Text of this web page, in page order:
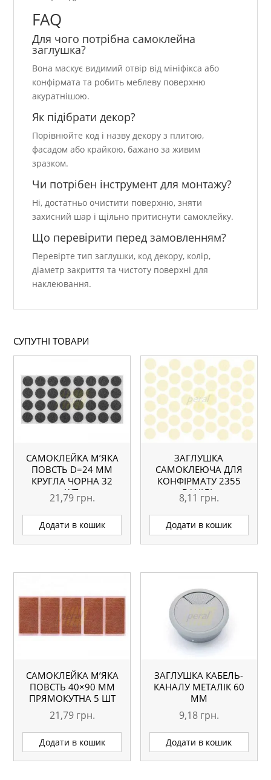
FAQ
Для чого потрібна самоклейна
заглушка?
Вона маскує видимий отвір від мініфікса або
конфірмата та робить меблеву поверхню
акуратнішою.
Як підібрати декор?
Порівнюйте код і назву декору з плитою,
фасадом або крайкою, бажано за живим
зразком.
Чи потрібен інструмент для монтажу?
Ні, достатньо очистити поверхню, зняти
захисний шар і щільно притиснути самоклейку.
Що перевірити перед замовленням?
Перевірте тип заглушки, код декору, колір,
діаметр закриття та чистоту поверхні для
наклеювання.
СУПУТНІ ТОВАРИ
САМОКЛЕЙКА М’ЯКА
ПОВСТЬ D=24 ММ
КРУГЛА ЧОРНА 32
ШТ.
21,79 грн.
Додати в кошик
ЗАГЛУШКА
САМОКЛЕЮЧА ДЛЯ
КОНФІРМАТУ 2355
ВАНІЛЬ
8,11 грн.
Додати в кошик
САМОКЛЕЙКА М’ЯКА
ПОВСТЬ 40×90 ММ
ПРЯМОКУТНА 5 ШТ
21,79 грн.
Додати в кошик
ЗАГЛУШКА КАБЕЛЬ-
КАНАЛУ МЕТАЛІК 60
ММ
9,18 грн.
Додати в кошик